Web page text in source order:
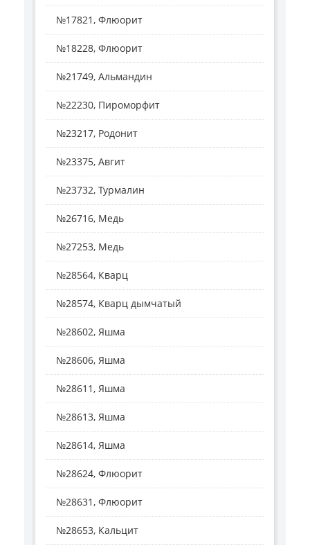
№17821, Флюорит
№18228, Флюорит
№21749, Альмандин
№22230, Пироморфит
№23217, Родонит
№23375, Авгит
№23732, Турмалин
№26716, Медь
№27253, Медь
№28564, Кварц
№28574, Кварц дымчатый
№28602, Яшма
№28606, Яшма
№28611, Яшма
№28613, Яшма
№28614, Яшма
№28624, Флюорит
№28631, Флюорит
№28653, Кальцит